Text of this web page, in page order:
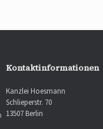
Kontaktinformationen
Kanzlei Hoesmann
Schlieperstr. 70
13507 Berlin